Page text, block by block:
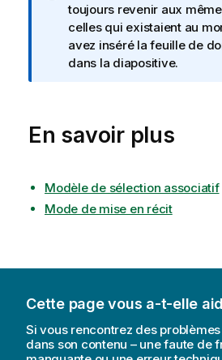
o
t
e
I
r
t
i
toujours revenir aux
celles qui existaient au
avez inséré la feuille de
dans la diapositive.
En savoir plus
Modèle de sélection associatif
Mode de mise en récit
Cette page vous a-t-elle
Si vous rencontrez des
dans son contenu – une faute de